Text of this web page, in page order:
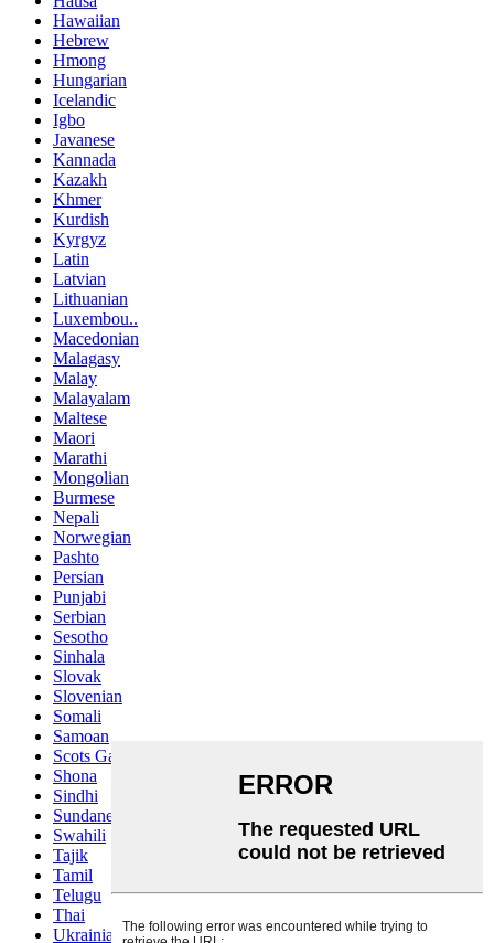
Hawaiian
Hebrew
Hmong
Hungarian
Icelandic
Igbo
Javanese
Kannada
Kazakh
Khmer
Kurdish
Kyrgyz
Latin
Latvian
Lithuanian
Luxembou..
Macedonian
Malagasy
Malay
Malayalam
Maltese
Maori
Marathi
Mongolian
Burmese
Nepali
Norwegian
Pashto
Persian
Punjabi
Serbian
Sesotho
Sinhala
Slovak
Slovenian
Somali
Samoan
Scots Gaelic
Shona
Sindhi
Sundanese
Swahili
Tajik
Tamil
Telugu
Thai
Ukrainian